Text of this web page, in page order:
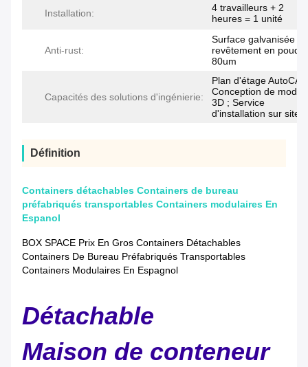
Installation:
4 travailleurs + 2
heures = 1 unité
Anti-rust:
Surface galvanisée +
revêtement en poudre
80um
Capacités des solutions d'ingénierie:
Plan d'étage
Conception de
3D ; Service
d'installation sur site
Définition
Containers détachables Containers de bureau
préfabriqués transportables Containers modulaires En
Espanol
BOX SPACE Prix En Gros Containers Détachables
Containers De Bureau Préfabriqués Transportables
Containers Modulaires En Espagnol
Détachable
Maison de conteneur